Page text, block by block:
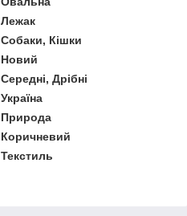
Лежак
Собаки, Кішки
Новий
Середні, Дрібні
Україна
Природа
Коричневий
Текстиль